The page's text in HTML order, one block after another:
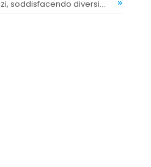
soddisfacendo diversi